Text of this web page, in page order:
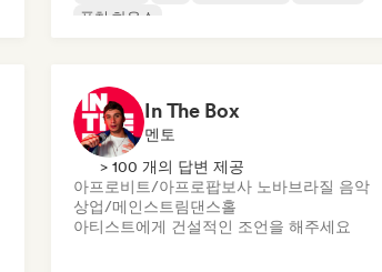
퓨처 하우스
In The Box
멘토
> 100 개의 답변 제공
아프로비트/아프로팝보사 노바브라질 음악
상업/메인스트림댄스홀
아티스트에게 건설적인 조언을 해주세요